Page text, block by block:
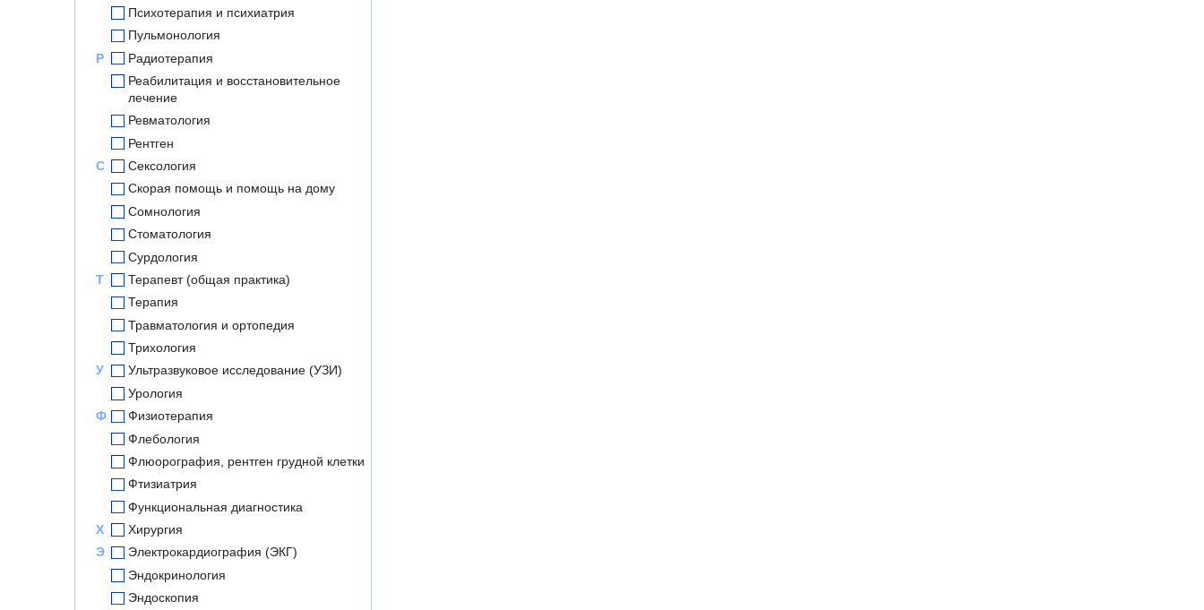
Психотерапия и психиатрия
Пульмонология
Р
Радиотерапия
Реабилитация и восстановительное
лечение
Ревматология
Рентген
С
Сексология
Скорая помощь и помощь на дому
Сомнология
Стоматология
Сурдология
Т
Терапевт (общая практика)
Терапия
Травматология и ортопедия
Трихология
У
Ультразвуковое исследование (УЗИ)
Урология
Ф
Физиотерапия
Флебология
Флюорография, рентген грудной клетки
Фтизиатрия
Функциональная диагностика
Х
Хирургия
Э
Электрокардиография (ЭКГ)
Эндокринология
Эндоскопия